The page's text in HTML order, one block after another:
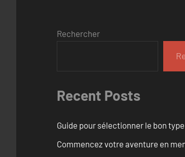
Rechercher
Recent Posts
Guide pour sélectionner le bon
Commencez votre aventure en